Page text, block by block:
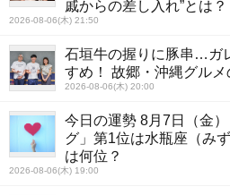
戚からの差し入れ”とは？
2026-08-06(木) 21:50
石垣牛の握りに豚串…ガ
すめ！ 故郷・沖縄グルメ
2026-08-06(木) 20:00
今日の運勢 8月7日（金
グ」第1位は水瓶座（み
は何位？
2026-08-06(木) 19:00